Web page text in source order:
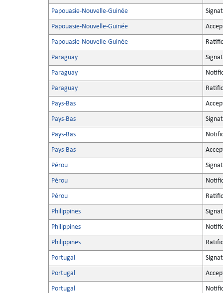
Papouasie-Nouvelle-Guinée
Papouasie-Nouvelle-Guinée
Papouasie-Nouvelle-Guinée
Paraguay
Paraguay
Paraguay
Pays-Bas
Pays-Bas
Pays-Bas
Pays-Bas
Pérou
Pérou
Pérou
Philippines
Philippines
Philippines
Portugal
Portugal
Portugal